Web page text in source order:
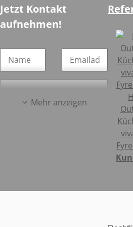
Jetzt Kontakt
aufnehmen!
Mehr anzeigen